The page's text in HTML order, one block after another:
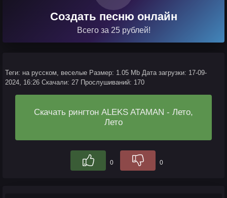
Создать песню онлайн
Всего за 25 рублей!
Теги: на русском, веселые Размер: 1.05 Mb Дата загрузки: 17-09-
2024, 16:26 Скачали: 27 Прослушиваний: 170
Скачать рингтон ALEKS ATAMAN - Лето,
Лето
0 0